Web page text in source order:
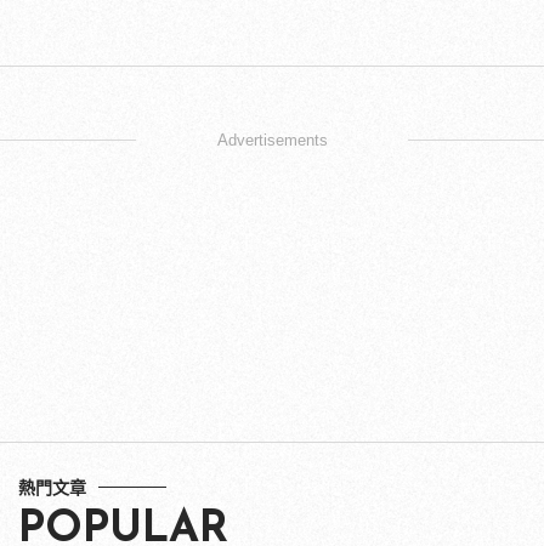
Advertisements
熱門文章
POPULAR